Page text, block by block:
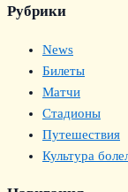
Рубрики
News
Билеты
Матчи
Стадионы
Путешествия
Культура